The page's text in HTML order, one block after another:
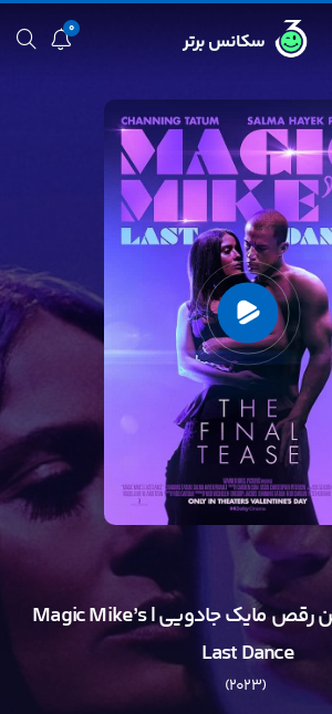
0
سکانس برتر
دانلود فیلم آخرین رقص مایک جادویی | Magic Mike’s
Last Dance
(2023)